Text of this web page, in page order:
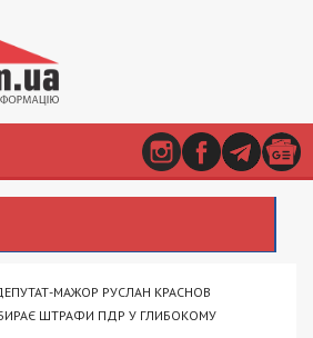
МАЖОР РУСЛАН КРАСНОВ
ШТРАФИ ПДР У ГЛИБОКОМУ